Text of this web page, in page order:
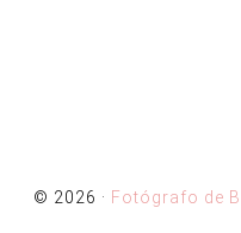
© 2026 · Fotógrafo de